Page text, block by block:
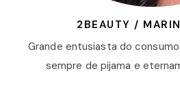
2BEAUTY /
Grande entusiasta do
sempre de pijama e